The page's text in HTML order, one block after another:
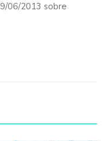
06/2013 sobre